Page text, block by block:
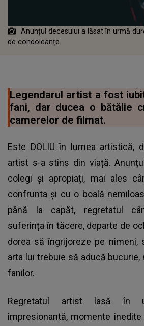
Anunțul decesului a lăsat în urmă
de condoleanțe
Legendarul artist a fost
fani, dar ducea o bătălie
camerelor de filmat.
Este DOLIU în lumea artistică,
artist s-a stins din viață.
colegi și apropiați, mai ales
confrunta și cu o boală
până la capăt, regretatul
suferința în tăcere, departe de
dorea să îngrijoreze pe nimeni,
arta lui trebuie să aducă
fanilor.
Regretatul artist lasă în
impresionantă, momente